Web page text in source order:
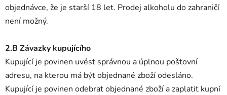
objednávce, že je starší 18 let. Prodej alkoholu do zahraničí
není možný.
2.B Závazky kupujícího
Kupující je povinen uvést správnou a úplnou poštovní
adresu, na kterou má být objednané zboží odesláno.
Kupující je povinen odebrat objednané zboží a zaplatit kupní